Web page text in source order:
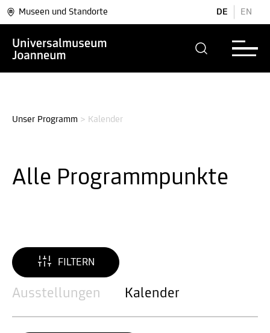
Museen und Standorte DE EN
Unser Programm > Kalender
Alle Programm­punkte
Ausstellungen Kalender
FILTERN